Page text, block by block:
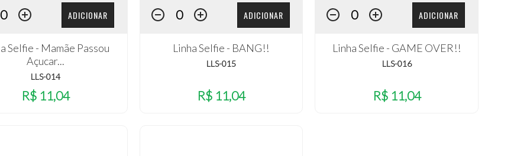
ADICIONAR
Selfie - Mamãe Passou
Açucar...
LLS-014
R$ 11,04
ADICIONAR
Linha Selfie - BANG!!
LLS-015
R$ 11,04
ADICIONAR
Linha Selfie - GAME OVER!!
LLS-016
R$ 11,04